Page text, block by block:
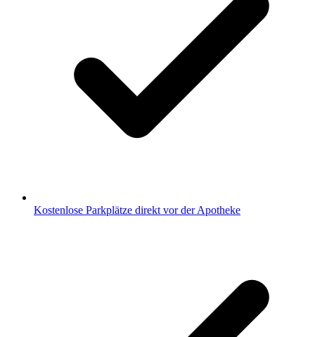
Kostenlose Parkplätze direkt vor der Apotheke